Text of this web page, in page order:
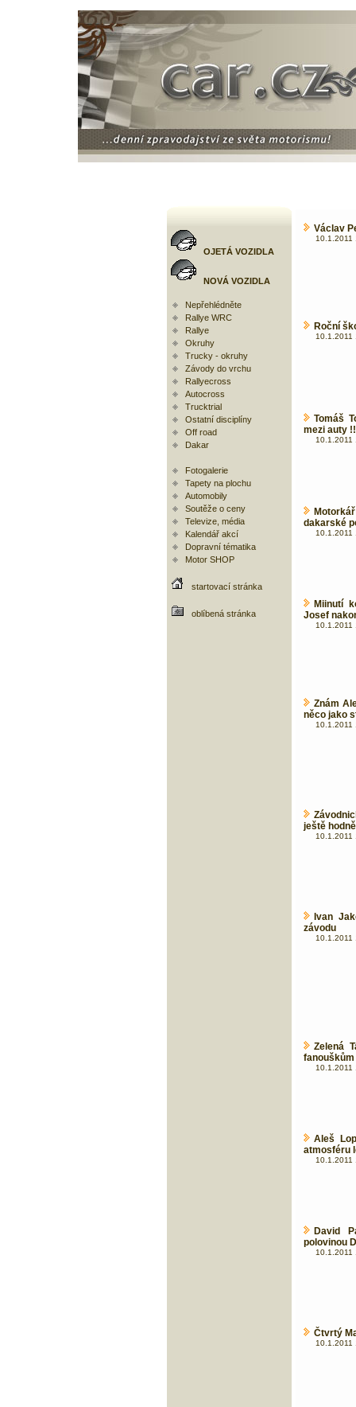
OJETÁ VOZIDLA
NOVÁ VOZIDLA
Nepřehlédněte
Rallye WRC
Rallye
Okruhy
Trucky - okruhy
Závody do vrchu
Rallyecross
Autocross
Trucktrial
Ostatní disciplíny
Off road
Dakar
Fotogalerie
Tapety na plochu
Automobily
Soutěže o ceny
Televize, média
Kalendář akcí
Dopravní tématika
Motor SHOP
startovací stránka
oblíbená stránka
Václav
10.1.2011
Roční
10.1.2011
Tomáš
mezi auty
10.1.2011
dakarské
10.1.2011
Miinutí
Josef
10.1.2011
Znám
něco jako
10.1.2011
ještě
10.1.2011
Ivan
závodu
10.1.2011
Zelená
10.1.2011
Aleš
atmosféru
10.1.2011
David
polovinou
10.1.2011
Čtvrtý
10.1.2011